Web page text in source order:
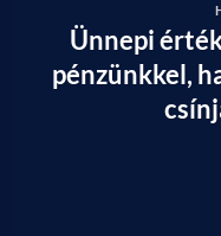
Ünnepi
pénzünkkel,